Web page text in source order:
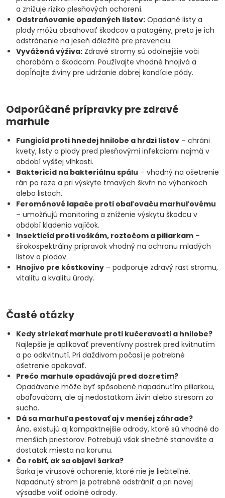
a znižuje riziko plesňových ochorení.
Odstraňovanie opadaných listov: Opadané listy a
plody môžu obsahovať škodcov a patogény, preto je ich
odstránenie na jeseň dôležité pre prevenciu.
Vyvážená výživa: Zdravé stromy sú odolnejšie voči
chorobám a škodcom. Používajte vhodné hnojivá a
dopĺňajte živiny pre udržanie dobrej kondície pôdy.
Odporúčané prípravky pre zdravé
marhule
Fungicíd proti hnedej hnilobe a hrdzi listov – chráni
kvety, listy a plody pred plesňovými infekciami najmä v
období vyššej vlhkosti.
Baktericíd na bakteriálnu spálu – vhodný na ošetrenie
rán po reze a pri výskyte tmavých škvŕn na výhonkoch
alebo listoch.
Feromónové lapače proti obaľovaču marhuľovému
– umožňujú monitoring a zníženie výskytu škodcu v
období kladenia vajíčok.
Insekticíd proti voškám, roztočom a piliarkam –
širokospektrálny prípravok vhodný na ochranu mladých
listov a plodov.
Hnojivo pre kôstkoviny – podporuje zdravý rast stromu,
vitalitu a kvalitu úrody.
Časté otázky
Kedy striekať marhule proti kučeravosti a hnilobe?
Najlepšie je aplikovať preventívny postrek pred kvitnutím
a po odkvitnutí. Pri daždivom počasí je potrebné
ošetrenie opakovať.
Prečo marhule opadávajú pred dozretím?
Opadávanie môže byť spôsobené napadnutím piliarkou,
obaľovačom, ale aj nedostatkom živín alebo stresom zo
sucha.
Dá sa marhuľa pestovať aj v menšej záhrade?
Áno, existujú aj kompaktnejšie odrody, ktoré sú vhodné do
menších priestorov. Potrebujú však slnečné stanovište a
dostatok miesta na korunu.
Čo robiť, ak sa objaví šarka?
Šarka je vírusové ochorenie, ktoré nie je liečiteľné.
Napadnutý strom je potrebné odstrániť a pri novej
výsadbe voliť odolné odrody.